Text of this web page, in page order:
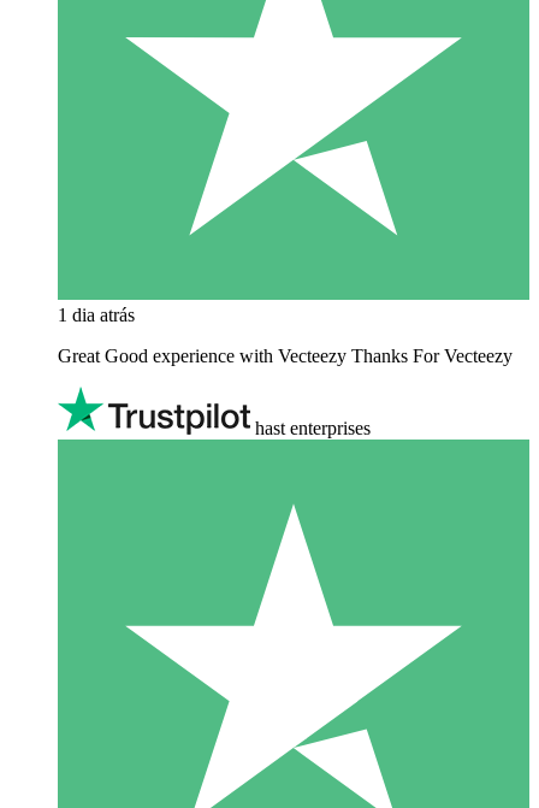
1 dia atrás
Great Good experience with Vecteezy Thanks For Vecteezy
hast enterprises